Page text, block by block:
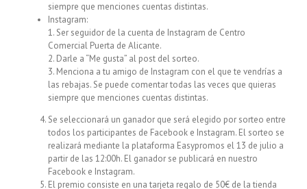
siempre que menciones cuentas distintas.
Instagram:
1. Ser seguidor de la cuenta de Instagram de Centro
Comercial Puerta de Alicante.
2. Darle a “Me gusta” al post del sorteo.
3. Menciona a tu amigo de Instagram con el que te vendrías a
las rebajas. Se puede comentar todas las veces que quieras
siempre que menciones cuentas distintas.
Se seleccionará un ganador que será elegido por sorteo entre
todos los participantes de Facebook e Instagram. El sorteo se
realizará mediante la plataforma Easypromos el 13 de julio a
partir de las 12:00h. El ganador se publicará en nuestro
Facebook e Instagram.
El premio consiste en una tarjeta regalo de 50€ de la tienda